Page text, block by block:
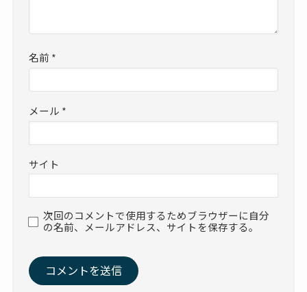
名前 *
メール *
サイト
次回のコメントで使用するためブラウザーに自分
の名前、メールアドレス、サイトを保存する。